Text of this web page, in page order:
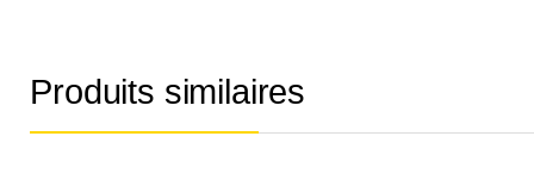
Produits similaires